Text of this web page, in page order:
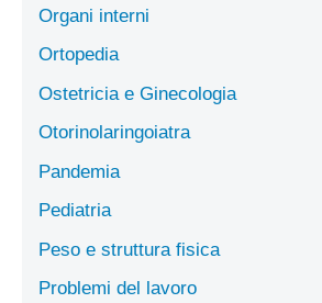
Organi interni
Ortopedia
Ostetricia e Ginecologia
Otorinolaringoiatra
Pandemia
Pediatria
Peso e struttura fisica
Problemi del lavoro